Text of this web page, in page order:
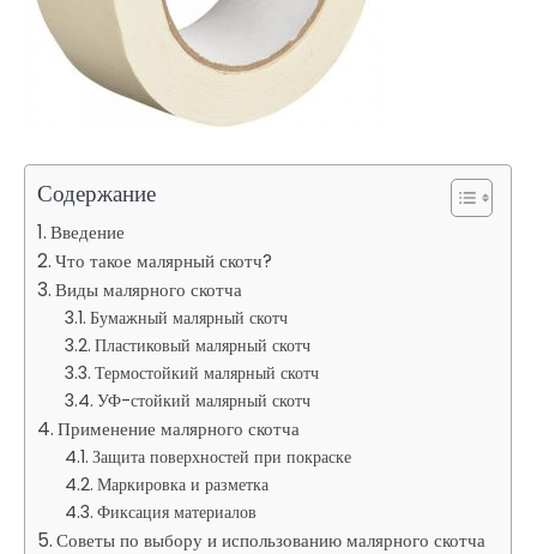
Содержание
Введение
Что такое малярный скотч?
Виды малярного скотча
Бумажный малярный скотч
Пластиковый малярный скотч
Термостойкий малярный скотч
УФ-стойкий малярный скотч
Применение малярного скотча
Защита поверхностей при покраске
Маркировка и разметка
Фиксация материалов
Советы по выбору и использованию малярного скотча